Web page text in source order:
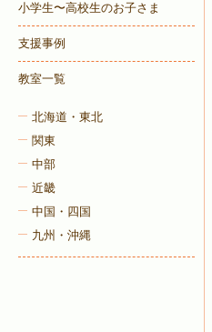
小学生〜高校生のお子さま
支援事例
教室一覧
北海道・東北
関東
中部
近畿
中国・四国
九州・沖縄